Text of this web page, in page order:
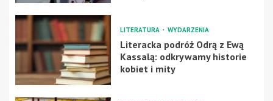
LITERATURA WYDARZENIA
Literacka podróż Odrą z Ewą
Kassalą: odkrywamy historie
kobiet i mity